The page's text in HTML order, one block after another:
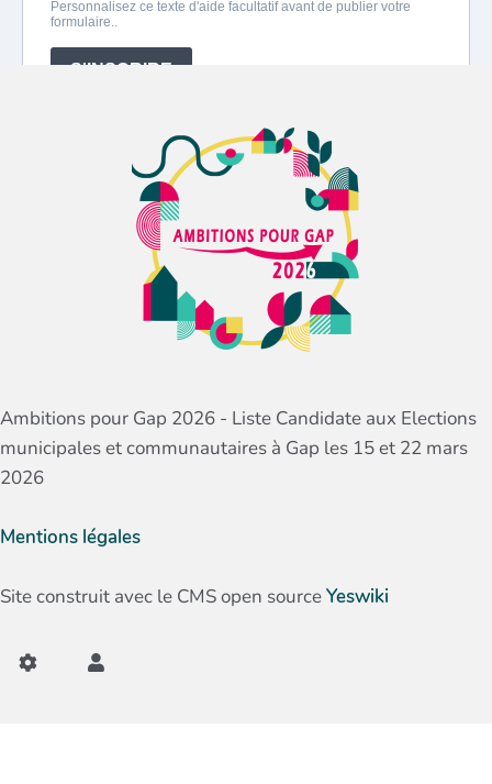
Ambitions pour Gap 2026 - Liste Candidate aux Elections
municipales et communautaires à Gap les 15 et 22 mars
2026
Mentions légales
Site construit avec le CMS open sourceYeswiki